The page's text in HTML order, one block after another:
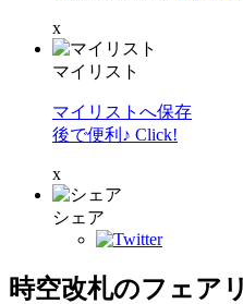
x
マイリスト
マイリストへ保存
後で便利♪ Click!
x
シェア
時空改札のフェア